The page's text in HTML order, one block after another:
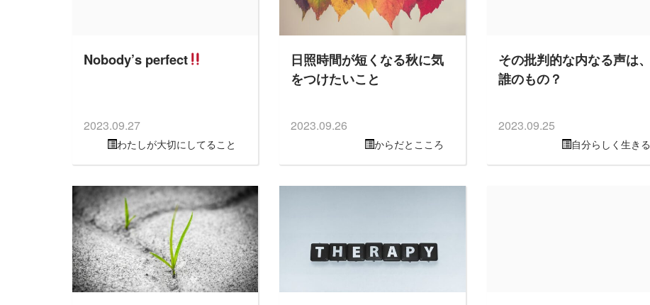
Nobody’s perfect
2023.09.27
わたしが大切にしてること
日照時間が短くなる秋に気
をつけたいこと
2023.09.26
からだとこころ
その批判的な内なる声は、
誰のもの？
2023.09.25
自分らしく生きる